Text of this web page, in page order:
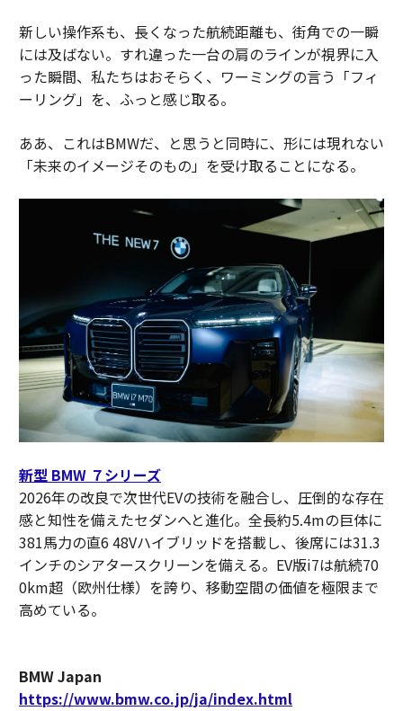
新しい操作系も、長くなった航続距離も、街角での一瞬
には及ばない。すれ違った一台の肩のラインが視界に入
った瞬間、私たちはおそらく、ワーミングの言う「フィ
ーリング」を、ふっと感じ取る。
ああ、これはBMWだ、と思うと同時に、形には現れない
「未来のイメージそのもの」を受け取ることになる。
新型 BMW ７シリーズ
2026年の改良で次世代EVの技術を融合し、圧倒的な存在
感と知性を備えたセダンへと進化。全長約5.4mの巨体に
381馬力の直6 48Vハイブリッドを搭載し、後席には31.3
インチのシアタースクリーンを備える。EV版i7は航続70
0km超（欧州仕様）を誇り、移動空間の価値を極限まで
高めている。
BMW Japan
https://www.bmw.co.jp/ja/index.html